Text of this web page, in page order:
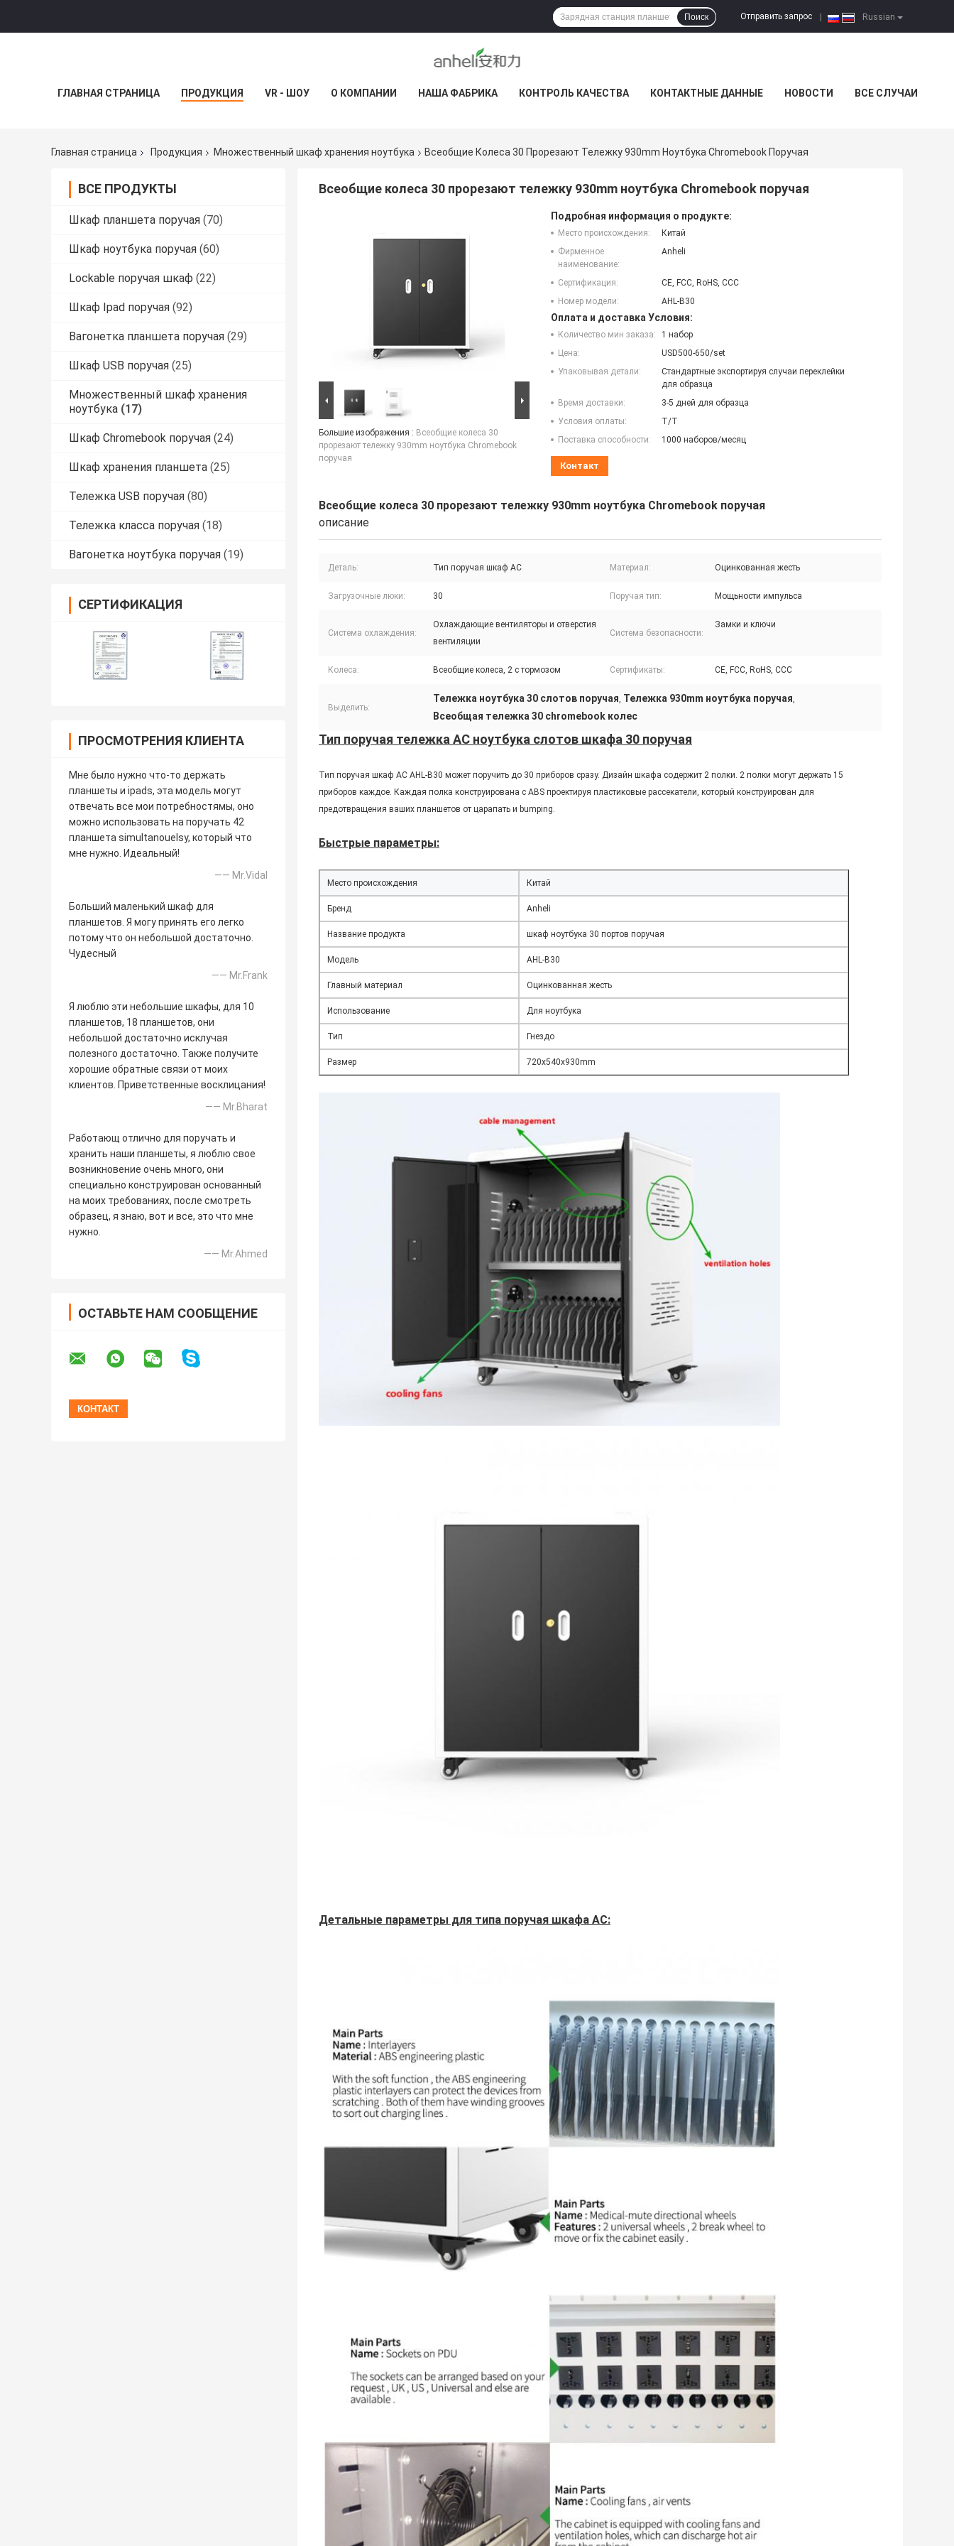
Russian
Отправить запрос
Поиск
ГЛАВНАЯ СТРАНИЦА ПРОДУКЦИЯ VR - ШОУ О КОМПАНИИ НАША ФАБРИКА КОНТРОЛЬ КАЧЕСТВА КОНТАКТНЫЕ ДАННЫЕ НОВОСТИ ВСЕ СЛУЧАИ
Главная страница Продукция Множественный шкаф хранения ноутбука Всеобщие Колеса 30 Прорезают Тележку 930mm Ноутбука Chromebook Поручая
ВСЕ ПРОДУКТЫ
Шкаф планшета поручая (70)
Шкаф ноутбука поручая (60)
Lockable поручая шкаф (22)
Шкаф Ipad поручая (92)
Вагонетка планшета поручая (29)
Шкаф USB поручая (25)
Множественный шкаф хранения
ноутбука (17)
Шкаф Chromebook поручая (24)
Шкаф хранения планшета (25)
Тележка USB поручая (80)
Тележка класса поручая (18)
Вагонетка ноутбука поручая (19)
СЕРТИФИКАЦИЯ
ПРОСМОТРЕНИЯ КЛИЕНТА
Мне было нужно что-то держать
планшеты и ipads, эта модель могут
отвечать все мои потребностямы, оно
можно использовать на поручать 42
планшета simultanouelsy, который что
мне нужно. Идеальный!
—— Mr.Vidal
Больший маленький шкаф для
планшетов. Я могу принять его легко
потому что он небольшой достаточно.
Чудесный
—— Mr.Frank
Я люблю эти небольшие шкафы, для 10
планшетов, 18 планшетов, они
небольшой достаточно исклучая
полезного достаточно. Также получите
хорошие обратные связи от моих
клиентов. Приветственные восклицания!
—— Mr.Bharat
Работающ отлично для поручать и
хранить наши планшеты, я люблю свое
возникновение очень много, они
специально конструирован основанный
на моих требованиях, после смотреть
образец, я знаю, вот и все, это что мне
нужно.
—— Mr.Ahmed
ОСТАВЬТЕ НАМ СООБЩЕНИЕ
Всеобщие колеса 30 прорезают тележку 930mm ноутбука Chromebook поручая
Большие изображения : Всеобщие колеса 30
прорезают тележку 930mm ноутбука Chromebook
поручая
Подробная информация о продукте:
Место происхождения:
Китай
Фирменное
наименование:
Anheli
Сертификация:
CE, FCC, RoHS, CCC
Номер модели:
AHL-B30
Оплата и доставка Условия:
Количество мин заказа:
1 набор
Цена:
USD500-650/set
Упаковывая детали:
Стандартные экспортируя случаи переклейки
для образца
Время доставки:
3-5 дней для образца
Условия оплаты:
T/T
Поставка способности:
1000 наборов/месяц
Контакт
Всеобщие колеса 30 прорезают тележку 930mm ноутбука Chromebook поручая
описание
Деталь: Тип поручая шкаф AC Материал: Оцинкованная жесть
Загрузочные люки: 30 Поручая тип: Мощьности импульса
Система охлаждения:
Охлаждающие вентиляторы и отверстия
вентиляции
Система безопасности:
Замки и ключи
Колеса: Всеобщие колеса, 2 с тормозом Сертификаты: CE, FCC, RoHS, CCC
Выделить:
Тележка ноутбука 30 слотов поручая, Тележка 930mm ноутбука поручая,
Всеобщая тележка 30 chromebook колес
Тип поручая тележка AC ноутбука слотов шкафа 30 поручая
Тип поручая шкаф AC AHL-B30 может поручить до 30 приборов сразу. Дизайн шкафа содержит 2 полки. 2 полки могут держать 15
приборов каждое. Каждая полка конструирована с ABS проектируя пластиковые рассекатели, который конструирован для
предотвращения ваших планшетов от царапать и bumping.
Быстрые параметры:
Место происхождения Китай
Бренд Anheli
Название продукта шкаф ноутбука 30 портов поручая
Модель AHL-B30
Главный материал Оцинкованная жесть
Использование Для ноутбука
Тип Гнездо
Размер 720x540x930mm
Детальные параметры для типа поручая шкафа AC: